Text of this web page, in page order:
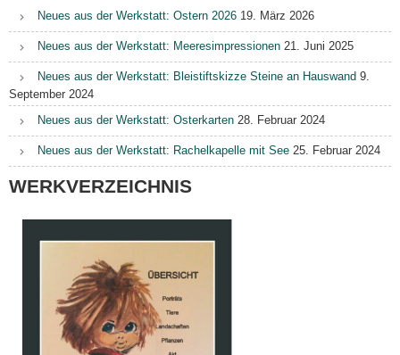
Neues aus der Werkstatt: Ostern 2026 19. März 2026
Neues aus der Werkstatt: Meeresimpressionen 21. Juni 2025
Neues aus der Werkstatt: Bleistiftskizze Steine an Hauswand 9.
September 2024
Neues aus der Werkstatt: Osterkarten 28. Februar 2024
Neues aus der Werkstatt: Rachelkapelle mit See 25. Februar 2024
WERKVERZEICHNIS